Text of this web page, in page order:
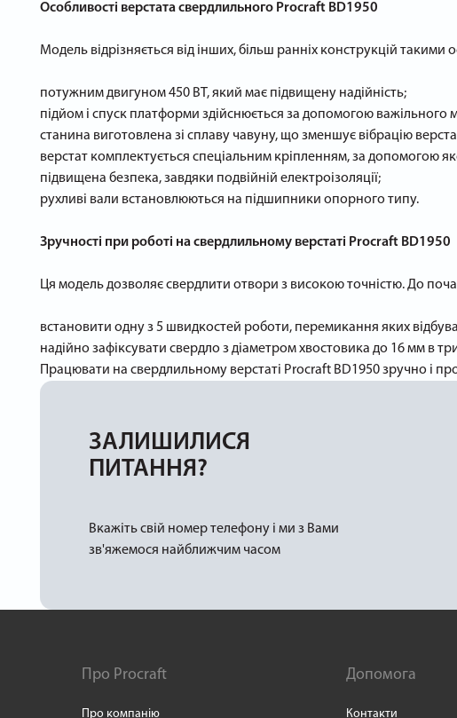
Особливості верстата свердлильного Procraft BD1950
Модель відрізняється від інших, більш ранніх конструкцій такими
потужним двигуном 450 ВТ, який має підвищену надійність;
підйом і спуск платформи здійснюється за допомогою важільного
станина виготовлена зі сплаву чавуну, що зменшує вібрацію
верстат комплектується спеціальним кріпленням, за допомогою
підвищена безпека, завдяки подвійній електроізоляції;
рухливі вали встановлюються на підшипники опорного типу.
Зручності при роботі на свердлильному верстаті Procraft BD1950
Ця модель дозволяє свердлити отвори з високою точністю. До
встановити одну з 5 швидкостей роботи, перемикання яких
надійно зафіксувати свердло з діаметром хвостовика до 16 мм в
Працювати на свердлильному верстаті Procraft BD1950 зручно і
ЗАЛИШИЛИСЯ
ПИТАННЯ?
Вкажіть свій номер телефону і ми з Вами
зв'яжемося найближчим часом
Про Procraft
Про компанію
Допомога
Контакти